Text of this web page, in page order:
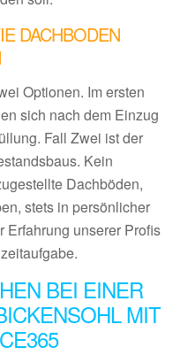
DACHBODEN
Optionen. Im ersten
sich nach dem Einzug
Fall Zwei ist der
Kein
Dachböden,
stets in persönlicher
Erfahrung unserer Profis
BEI EINER
MIT